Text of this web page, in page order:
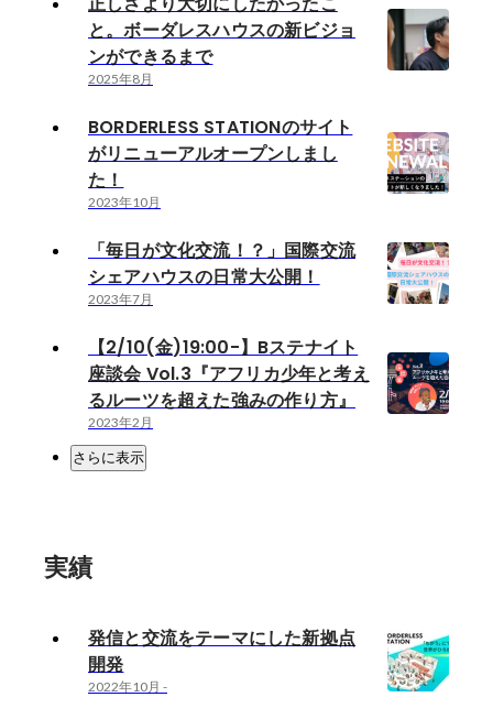
と。ボーダレスハウスの新ビジョ
ンができるまで
2025年8月
BORDERLESS STATIONのサイト
がリニューアルオープンしまし
た！
2023年10月
「毎日が文化交流！？」国際交流
シェアハウスの日常大公開！
2023年7月
【2/10(金)19:00-】Bステナイト
座談会 Vol.3『アフリカ少年と考え
るルーツを超えた強みの作り方』
2023年2月
さらに表示
実績
発信と交流をテーマにした新拠点
開発
2022年10月 -